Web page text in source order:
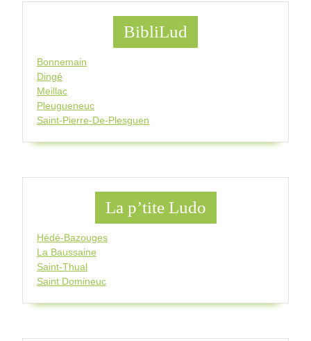
BibliLud
Bonnemain
Dingé
Meillac
Pleugueneuc
Saint-Pierre-De-Plesguen
La p’tite Ludo
Hédé-Bazouges
La Baussaine
Saint-Thual
Saint Domineuc